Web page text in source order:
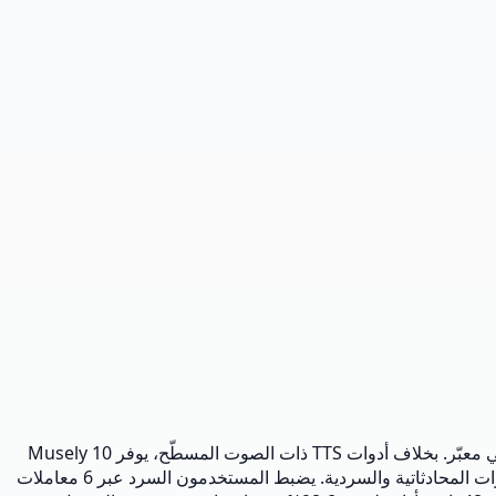
راوي الكتب الصوتية بالذكاء الاصطناعي من Musely هو مولّد نص إلى كلام للتنسيقات الطويلة، ينتج سرداً احترافياً للكتب الصوتية بأداء عاطفي معبّر. بخلاف أدوات TTS ذات الصوت المسطّح، يوفر Musely 10
أوضاع عاطفية تشمل الهادئ والسعيد والحزين والخائف والهمس لمجاراة أي نوع أدبي. يكتشف الوضع التلقائي الحوارات ويكيّف الأداء بين النبرات المحادثاتية والسردية. يضبط المستخدمون السرد عبر 6 معاملات